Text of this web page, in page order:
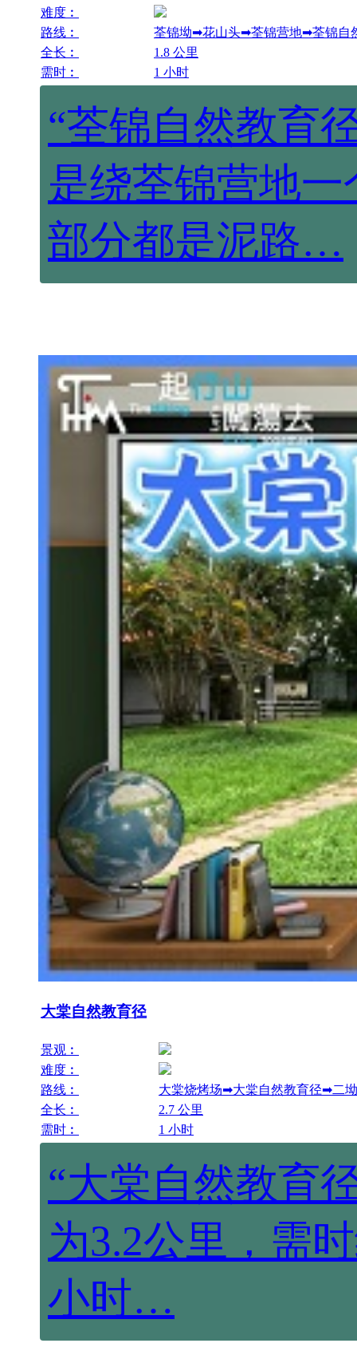
难度︰
路线︰
荃锦坳➡花山头➡荃锦营地➡荃锦自
全长︰
1.8 公里
需时︰
1 小时
“荃锦自然教育
是绕荃锦营地
部分都是泥路…
大棠自然教育径
景观︰
难度︰
路线︰
大棠烧烤场➡大棠自然教育径➡二
全长︰
2.7 公里
需时︰
1 小时
“大棠自然教育
为3.2公里，需
小时…